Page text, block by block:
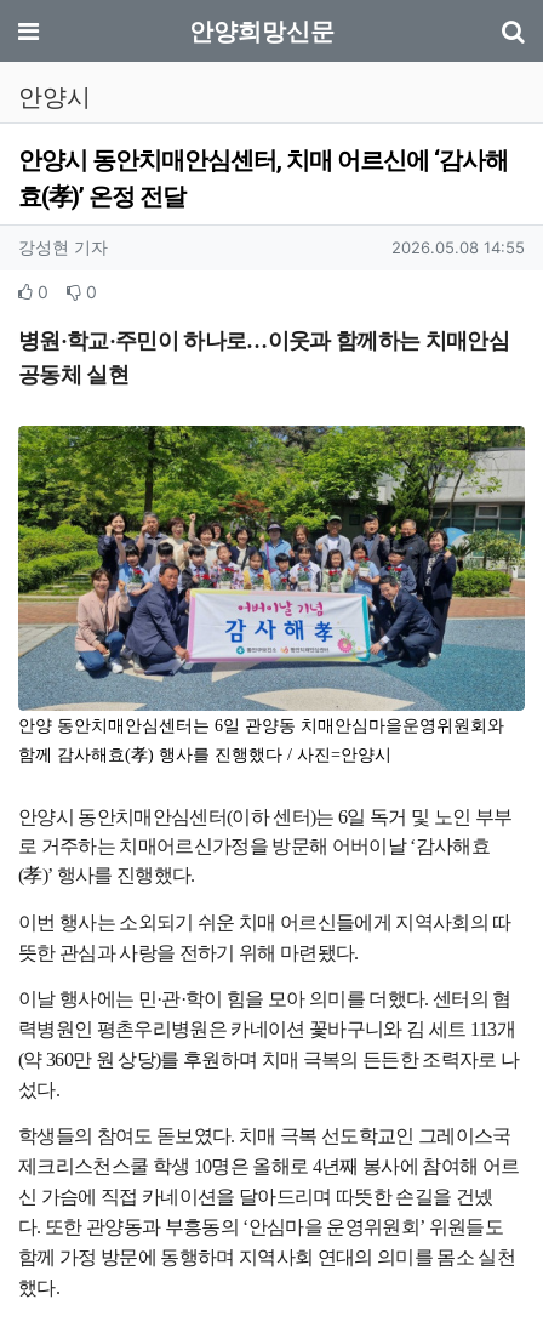
메뉴 안양희망신문
안양시
안양시 동안치매안심센터, 치매 어르신에 ‘감사해
효(孝)’ 온정 전달
작성자 정보
강성현 기자작성 작성일
2026.05.08 14:55
컨텐츠 정보
0 추천 0
본문
병원·학교·주민이 하나로…이웃과 함께하는 치매안심
공동체 실현
안양 동안치매안심센터는 6일 관양동 치매안심마을운영위원회와
함께 감사해효(孝) 행사를 진행했다 / 사진=안양시
안양시 동안치매안심센터(이하 센터)는6일 독거 및 노인 부부
로 거주하는 치매어르신가정을 방문해 어버이날‘감사해효
(孝)’ 행사를 진행했다.
이번 행사는 소외되기 쉬운 치매 어르신들에게 지역사회의 따
뜻한 관심과 사랑을 전하기 위해 마련됐다.
이날 행사에는 민·관·학이 힘을 모아 의미를 더했다.센터의 협
력병원인 평촌우리병원은 카네이션 꽃바구니와 김 세트 113개
(약360만 원 상당)를 후원하며 치매 극복의 든든한 조력자로 나
섰다.
학생들의 참여도 돋보였다. 치매 극복 선도학교인 그레이스국
제크리스천스쿨 학생 10명은 올해로 4년째 봉사에 참여해 어르
신 가슴에 직접 카네이션을 달아드리며 따뜻한 손길을 건넸
다. 또한 관양동과 부흥동의 ‘안심마을 운영위원회 ’ 위원들도
함께 가정 방문에 동행하며 지역사회 연대의 의미를 몸소 실천
했다.